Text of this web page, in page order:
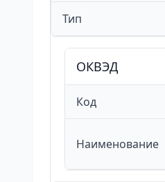
Тип
ОКВЭД
Код
Наименование